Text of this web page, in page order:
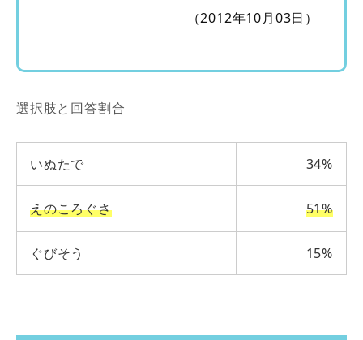
（2012年10月03日）
選択肢と回答割合
いぬたで 34%
えのころぐさ 51%
ぐびそう 15%